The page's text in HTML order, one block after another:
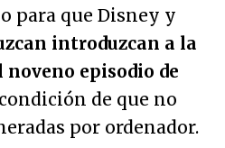
para que Disney y
introduzcan a la
noveno episodio de
de que no
por ordenador.